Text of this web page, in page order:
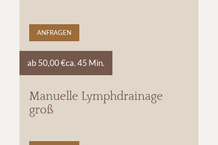
ANFRAGEN
Manuelle Lymphdrainage
groß
ab 50,00 €ca. 45 Min.